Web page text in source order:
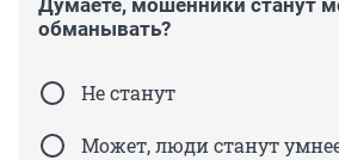
Думаете, мошенники станут
обманывать?
Не станут
Может, люди станут